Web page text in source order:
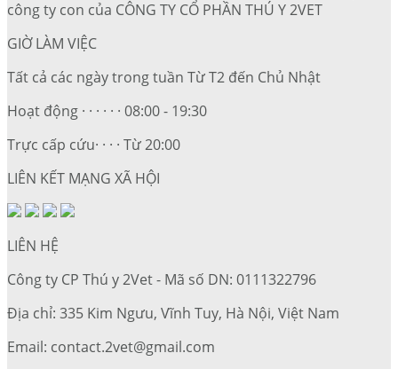
công ty con của CÔNG TY CỔ PHẦN THÚ Y 2VET
GIỜ LÀM VIỆC
Tất cả các ngày trong tuần Từ T2 đến Chủ Nhật
Hoạt động · · · · · · 08:00 - 19:30
Trực cấp cứu· · · · Từ 20:00
LIÊN KẾT MẠNG XÃ HỘI
LIÊN HỆ
Công ty CP Thú y 2Vet - Mã số DN: 0111322796
Địa chỉ: 335 Kim Ngưu, Vĩnh Tuy, Hà Nội, Việt Nam
Email: contact.2vet@gmail.com